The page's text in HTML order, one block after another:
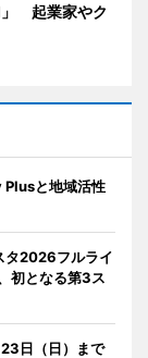
」 起業家やク
と地域活性
タ2026フルライ
初となる第3ス
23日（日）まで